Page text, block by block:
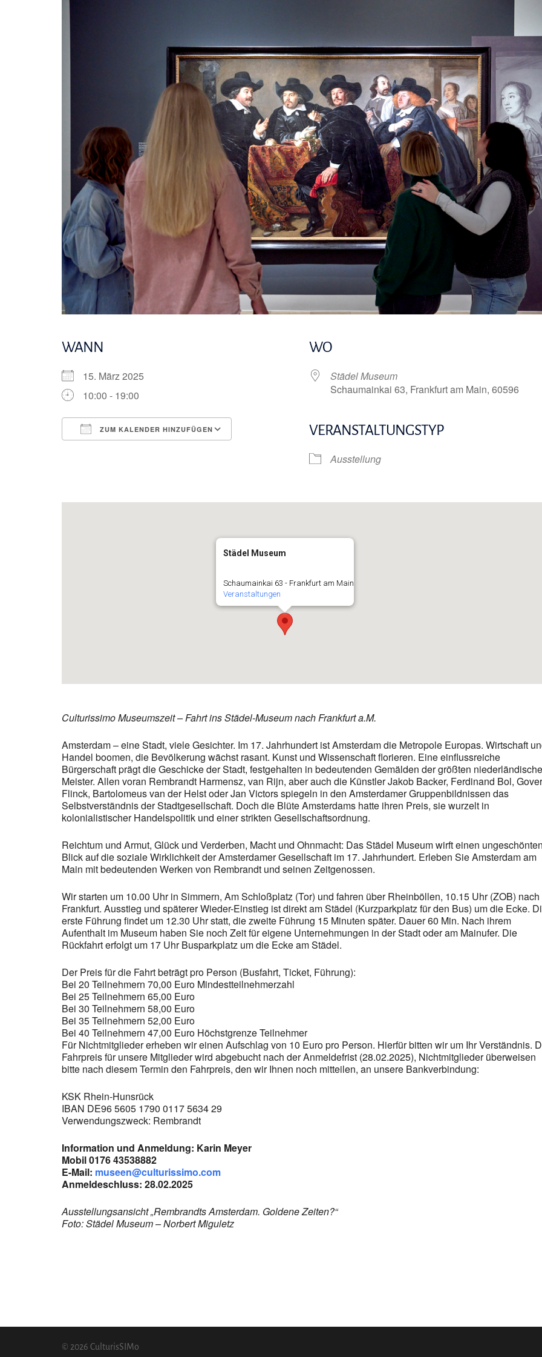
WANN
15. März 2025
10:00 - 19:00
ZUM KALENDER HINZUFÜGEN
Google Kalender
WO
Städel Museum
Schaumainkai 63, Frankfurt am Main, 60596
VERANSTALTUNGSTYP
Ausstellung
Städel Museum
Schaumainkai 63 - Frankfurt am Main
Veranstaltungen
Culturissimo Museumszeit – Fahrt ins Städel-Museum nach Frankfurt a.M.
Amsterdam – eine Stadt, viele Gesichter. Im 17. Jahrhundert ist Amsterdam die Metropole Europas. Wirtschaft
Handel boomen, die Bevölkerung wächst rasant. Kunst und Wissenschaft florieren. Eine einflussreiche
Bürgerschaft prägt die Geschicke der Stadt, festgehalten in bedeutenden Gemälden der größten
Meister. Allen voran Rembrandt Harmensz, van Rijn, aber auch die Künstler Jakob Backer, Ferdinand Bol,
Flinck, Bartolomeus van der Helst oder Jan Victors spiegeln in den Amsterdamer Gruppenbildnissen das
Selbstverständnis der Stadtgesellschaft. Doch die Blüte Amsterdams hatte ihren Preis, sie wurzelt in
kolonialistischer Handelspolitik und einer strikten Gesellschaftsordnung.
Reichtum und Armut, Glück und Verderben, Macht und Ohnmacht: Das Städel Museum wirft einen ungeschönten
Blick auf die soziale Wirklichkeit der Amsterdamer Gesellschaft im 17. Jahrhundert. Erleben Sie Amsterdam am
Main mit bedeutenden Werken von Rembrandt und seinen Zeitgenossen.
Wir starten um 10.00 Uhr in Simmern, Am Schloßplatz (Tor) und fahren über Rheinböllen, 10.15 Uhr (ZOB) nach
Frankfurt. Ausstieg und späterer Wieder-Einstieg ist direkt am Städel (Kurzparkplatz für den Bus) um die Ecke.
erste Führung findet um 12.30 Uhr statt, die zweite Führung 15 Minuten später. Dauer 60 Min. Nach ihrem
Aufenthalt im Museum haben Sie noch Zeit für eigene Unternehmungen in der Stadt oder am Mainufer. Die
Rückfahrt erfolgt um 17 Uhr Busparkplatz um die Ecke am Städel.
Der Preis für die Fahrt beträgt pro Person (Busfahrt, Ticket, Führung):
Bei 20 Teilnehmern 70,00 Euro Mindestteilnehmerzahl
Bei 25 Teilnehmern 65,00 Euro
Bei 30 Teilnehmern 58,00 Euro
Bei 35 Teilnehmern 52,00 Euro
Bei 40 Teilnehmern 47,00 Euro Höchstgrenze Teilnehmer
Für Nichtmitglieder erheben wir einen Aufschlag von 10 Euro pro Person. Hierfür bitten wir um Ihr Verständnis.
Fahrpreis für unsere Mitglieder wird abgebucht nach der Anmeldefrist (28.02.2025), Nichtmitglieder überweisen
bitte nach diesem Termin den Fahrpreis, den wir Ihnen noch mitteilen, an unsere Bankverbindung:
KSK Rhein-Hunsrück
IBAN DE96 5605 1790 0117 5634 29
Verwendungszweck: Rembrandt
Information und Anmeldung: Karin Meyer
Mobil 0176 43538882
E-Mail: museen@culturissimo.com
Anmeldeschluss: 28.02.2025
Ausstellungsansicht „Rembrandts Amsterdam. Goldene Zeiten?“
Foto: Städel Museum – Norbert Miguletz
© 2026 CulturisSIMo